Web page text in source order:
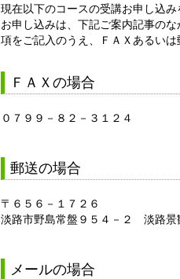
現在以下のコースの受講お申し込み
お申し込みは、下記ご案内記事の
項をご記入のうえ、ＦＡＸあるい
ＦＡＸの場合
０７９９－８２－３１２４
郵送の場合
〒６５６－１７２６
淡路市野島常盤９５４－２ 淡路
メールの場合